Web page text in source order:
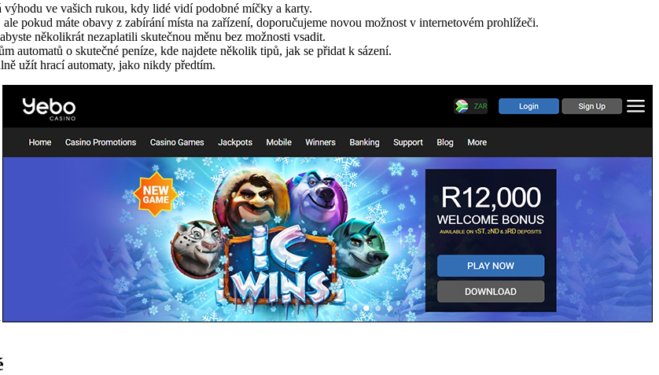
ve vašich rukou, kdy lidé vidí podobné míčky a karty.
pokud máte obavy z zabírání místa na zařízení, doporučujeme novou možnost v internetovém prohlížeči.
několikrát nezaplatili skutečnou měnu bez možnosti vsadit.
automatů o skutečné peníze, kde najdete několik tipů, jak se přidat k sázení.
užít hrací automaty, jako nikdy předtím.